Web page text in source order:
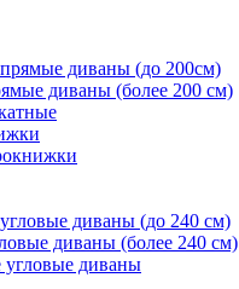
диваны (до 200см)
диваны (более 200 см)
диваны (до 240 см)
диваны (более 240 см)
диваны